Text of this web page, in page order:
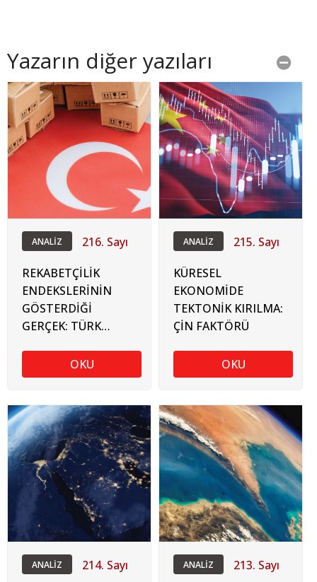
Yazarın diğer yazıları
ANALİZ 216. Sayı
REKABETÇİLİK
ENDEKSLERİNİN
GÖSTERDİĞİ
GERÇEK: TÜRK
ÖNÜNDEKİ
GÖRÜNMEZ
GÜMRÜK SÜREÇLERİ
OKU
ANALİZ 215. Sayı
KÜRESEL
EKONOMİDE
TEKTONİK KIRILMA:
ÇİN FAKTÖRÜ
OKU
ANALİZ 214. Sayı ANALİZ 213. Sayı